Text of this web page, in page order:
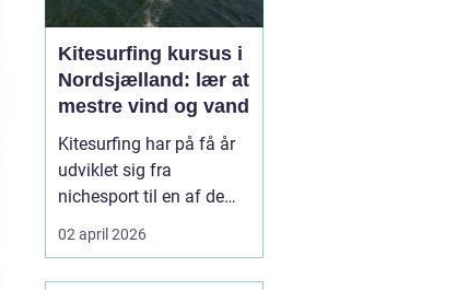
Kitesurfing kursus i
Nordsjælland: lær at
mestre vind og vand
Kitesurfing har på få år
udviklet sig fra
nichesport til en af de
mest eftertragtede
vandsportsaktiviteter
02 april 2026